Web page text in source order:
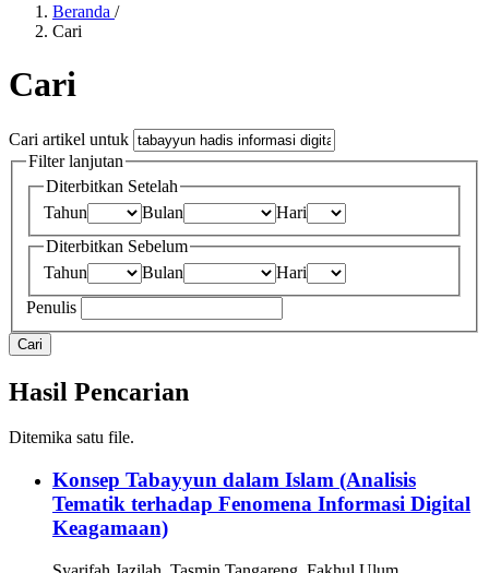
Beranda /
Cari
Cari
Cari artikel untuk
Filter lanjutan
Diterbitkan Setelah
Tahun
Bulan
Hari
Diterbitkan Sebelum
Tahun
Bulan
Hari
Penulis
Cari
Hasil Pencarian
Ditemika satu file.
Konsep Tabayyun dalam Islam (Analisis
Tematik terhadap Fenomena Informasi Digital
Keagamaan)